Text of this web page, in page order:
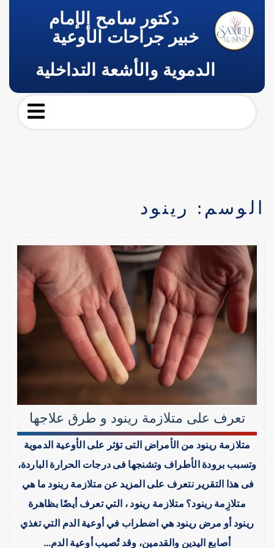
دكتور سامح الإمام
خبير جراحات الأوعية
الدموية والأشعة التداخلية
الوسم: رينود
تعرف على متلازمة رينود و طرق علاجها
متلازمة رينود من الأمراض التى تؤثر على الأوعية الدموية
وتسبب برودة الأطراف وتشنجها فى درجات الحرارة الباردة،
فى هذا التقرير نتعرف على المزيد عن متلازمة رينود ما هي ​
متلازِمة رينود​؟ متلازمة رينود ، التي تعرف أيضًا بظاهرة
رينود أو مرض رينود هي اضطراب في أوعية الدم التي تغذي
أصابع اليدين والقدمين، وقد تُصيب أوعية الدم…